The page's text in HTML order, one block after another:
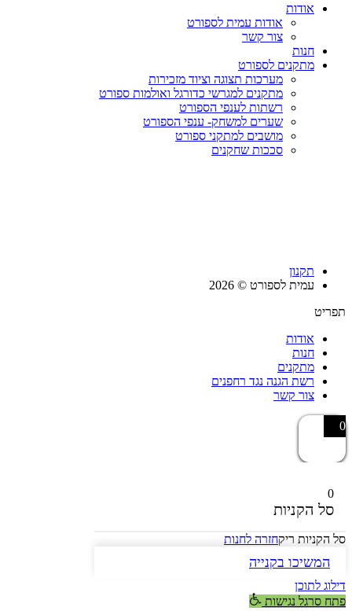
אודות
אודות עמית לספורט
צור קשר
חנות
מתקנים לספורט
מערכות תצוגה וציוד מזכירות
מתקנים למגרשי כדורגל ואולמות ספורט
רשתות לענפי הספורט
שערים למשחק- ענפי הספורט
מושבים למתקני ספורט
סככות שחקנים
תקנון
עמית לספורט © 2026
תפריט
אודות
חנות
מתקנים
רשת הגנה נגד רחפנים
צור קשר
0
0
סל הקניות
סל הקניות ריקחזרה לחנות
המשיכו בקנייה
דילוג לתוכן
פתח סרגל נגישות